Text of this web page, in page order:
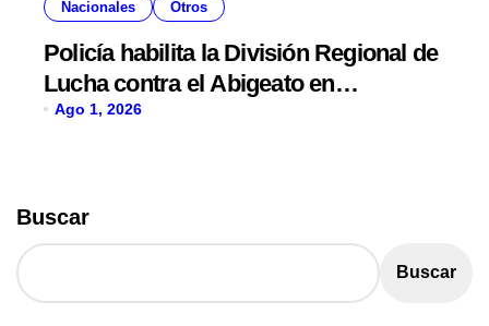
Nacionales Otros
Policía habilita la División Regional de
Lucha contra el Abigeato en
Amambay
Ago 1, 2026
Buscar
Buscar